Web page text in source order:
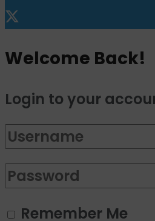
Welcome Back!
Login to your
Remember Me